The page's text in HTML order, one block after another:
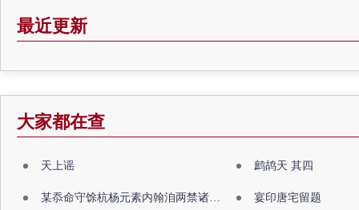
最近更新
大家都在查
天上谣 鹧鸪天 其四
某忝命守馀杭杨元素内翰洎两禁诸公出祖佛寺 宴印唐宅留题